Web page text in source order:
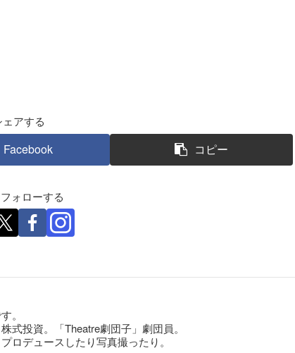
アする
Facebook コピー
ォローする
。
式投資。「Theatre劇団子」劇団員。
ロデュースしたり写真撮ったり。